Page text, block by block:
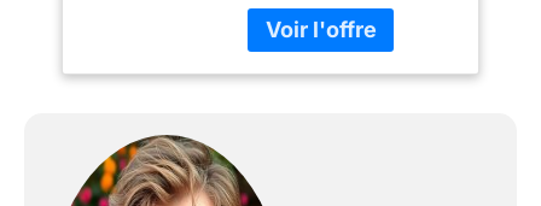
produit 1: Engrenage
métallique pour une
Rallonge 25 m produit 2: